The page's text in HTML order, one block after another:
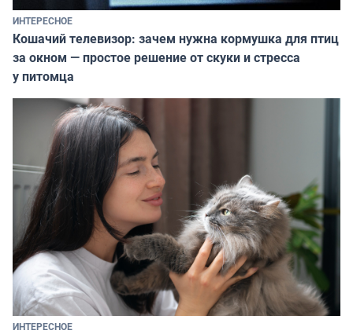
ИНТЕРЕСНОЕ
Кошачий телевизор: зачем нужна кормушка для птиц
за окном — простое решение от скуки и стресса
у питомца
ИНТЕРЕСНОЕ